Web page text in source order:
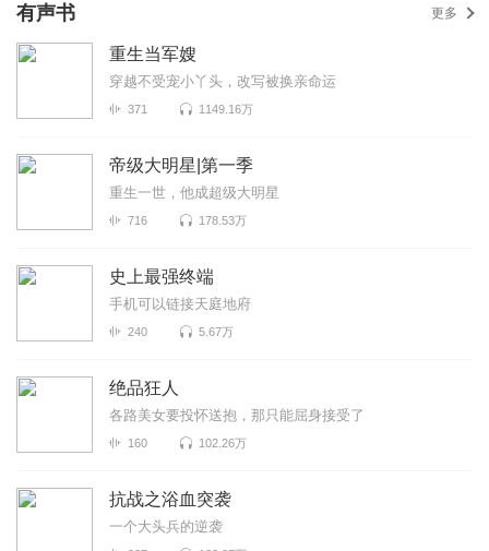
有声书 更多
重生当军嫂
穿越不受宠小丫头，改写被换亲命运
371 1149.16万
帝级大明星|第一季
重生一世，他成超级大明星
716 178.53万
史上最强终端
手机可以链接天庭地府
240 5.67万
绝品狂人
各路美女要投怀送抱，那只能屈身接受了
160 102.26万
抗战之浴血突袭
一个大头兵的逆袭